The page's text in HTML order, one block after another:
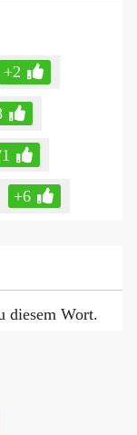
+2
+6
diesem Wort.